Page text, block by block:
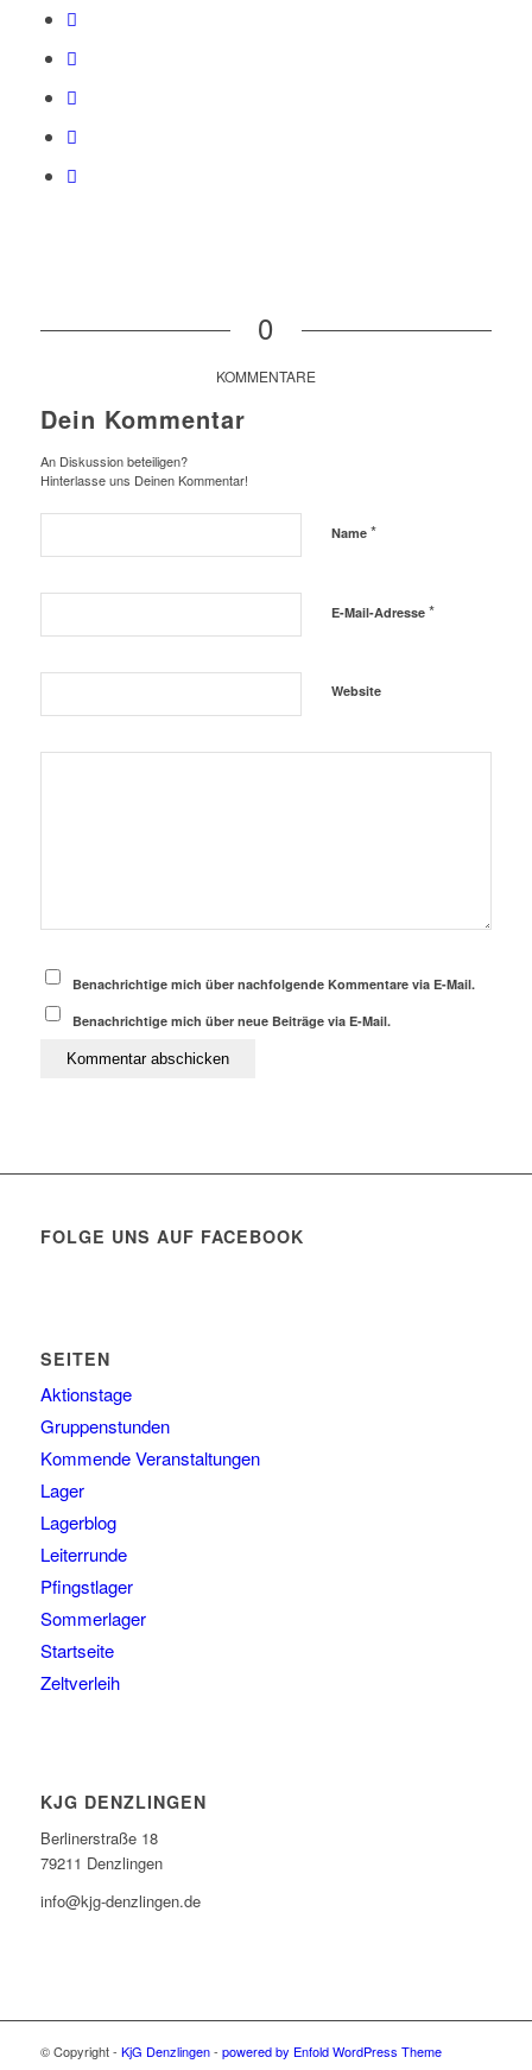
0
KOMMENTARE
Dein Kommentar
An Diskussion beteiligen?
Hinterlasse uns Deinen Kommentar!
Name *
E-Mail-Adresse *
Website
Benachrichtige mich über nachfolgende Kommentare via E-Mail.
Benachrichtige mich über neue Beiträge via E-Mail.
FOLGE UNS AUF FACEBOOK
SEITEN
Aktionstage
Gruppenstunden
Kommende Veranstaltungen
Lager
Lagerblog
Leiterrunde
Pfingstlager
Sommerlager
Startseite
KJG DENZLINGEN
Berlinerstraße 18